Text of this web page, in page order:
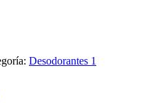
Desodorantes 1